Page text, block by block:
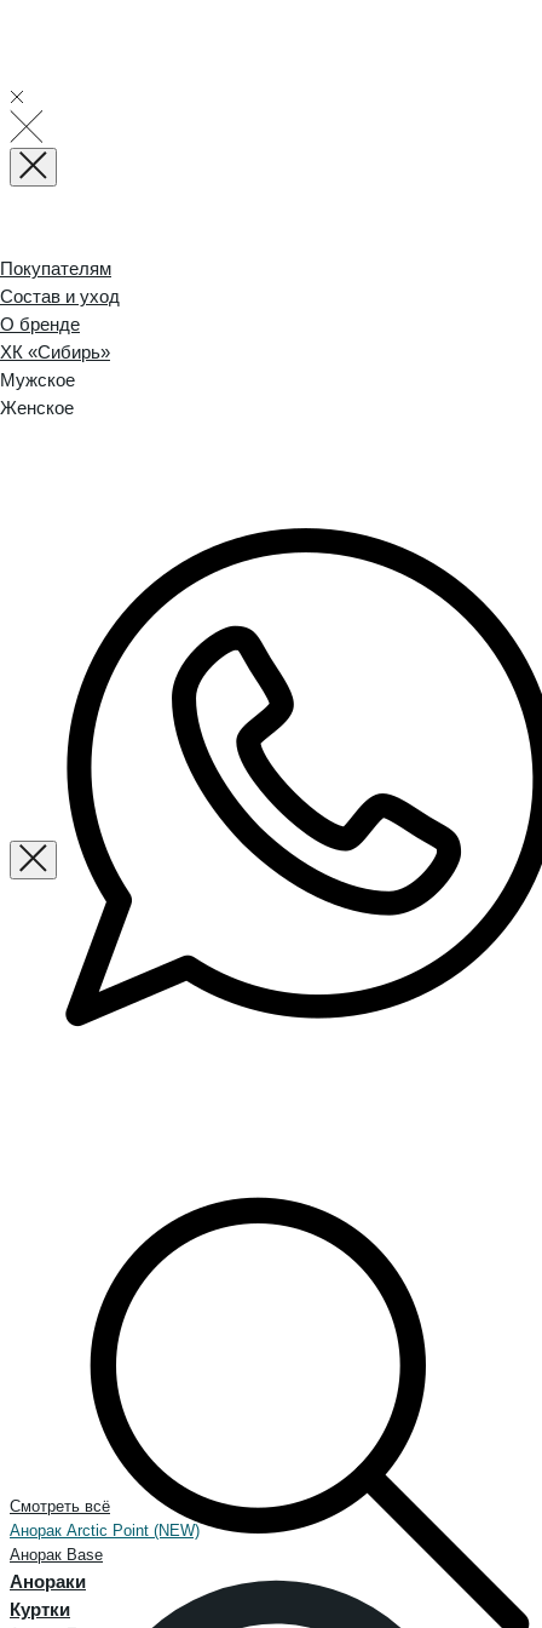
Покупателям
Состав и уход
О бренде
ХК «Сибирь»
Мужское
Женское
Смотреть всё
Анорак Arctic Point (NEW)
Анорак Base
Анораки
Куртки